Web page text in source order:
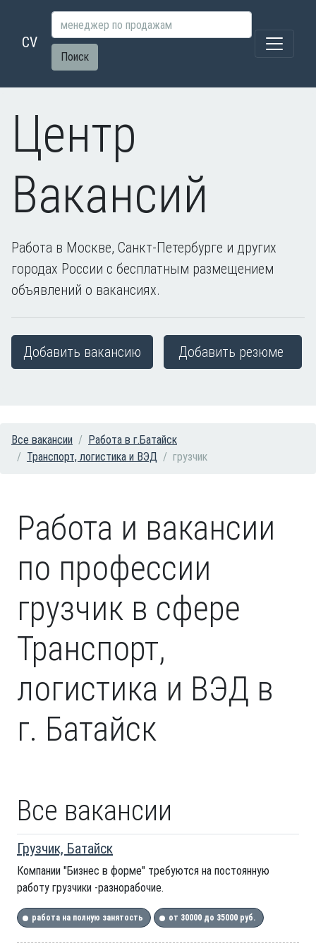
CV
Поиск
Центр
Вакансий
Работа в Москве, Санкт-Петербурге и других
городах России с бесплатным размещением
объявлений о вакансиях.
Добавить вакансию Добавить резюме
Все вакансии
Работа в г.Батайск
Транспорт, логистика и ВЭД
грузчик
Работа и вакансии
по профессии
грузчик в сфере
Транспорт,
логистика и ВЭД в
г. Батайск
Все вакансии
Грузчик, Батайск
Компании "Бизнес в форме" требуются на постоянную
работу грузчики -разнорабочие.
работа на полную занятость от 30000 до 35000 руб.